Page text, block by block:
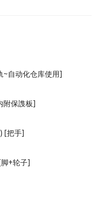
~自动化仓库使用]
附保謢板]
[把手]
+轮子]